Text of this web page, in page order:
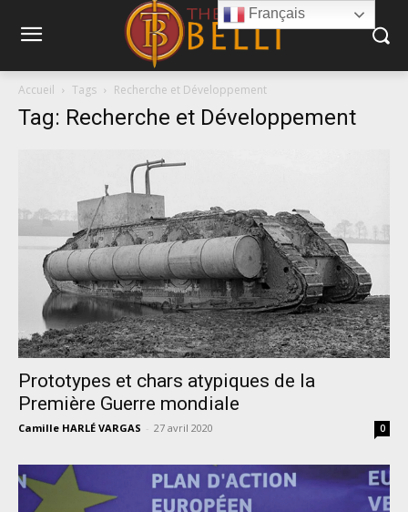
Accueil Tags Recherche et Développement
Tag: Recherche et Développement
Prototypes et chars atypiques de la
Première Guerre mondiale
Camille HARLÉ VARGAS - 27 avril 2020 0
Français